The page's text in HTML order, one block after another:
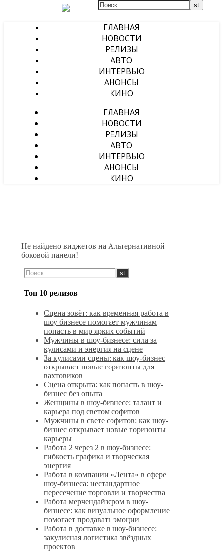
ГЛАВНАЯ
НОВОСТИ
РЕЛИЗЫ
АВТО
ИНТЕРВЬЮ
АНОНСЫ
КИНО
ГЛАВНАЯ
НОВОСТИ
РЕЛИЗЫ
АВТО
ИНТЕРВЬЮ
АНОНСЫ
КИНО
Не найдено виджетов на Альтернативной
боковой панели!
Топ 10 релизов
Сцена зовёт: как временная работа в
шоу бизнесе помогает мужчинам
попасть в мир ярких событий
Мужчины в шоу-бизнесе: сила за
кулисами и энергия на сцене
За кулисами сцены: как шоу-бизнес
открывает новые горизонты для
вахтовиков
Сцена открыта: как попасть в шоу-
бизнес без опыта
Женщины в шоу-бизнесе: талант и
карьера под светом софитов
Мужчины в свете софитов: как шоу-
бизнес открывает новые горизонты
карьеры
Работа 2 через 2 в шоу-бизнесе:
гибкость графика и творческая
энергия
Работа в компании «Лента» в сфере
шоу-бизнеса: нестандартное
пересечение торговли и творчества
Работа мерчендайзером в шоу-
бизнесе: как визуальное оформление
помогает продавать эмоции
Работа в доставке в шоу-бизнесе:
закулисная логистика звёздных
проектов